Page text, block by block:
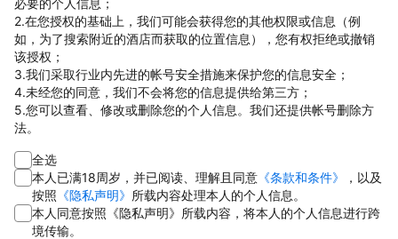
必要的个人信息；
2.在您授权的基础上，我们可能会获得您的其他权限或信息（例
如，为了搜索附近的酒店而获取的位置信息），您有权拒绝或撤销
该授权；
3.我们采取行业内先进的帐号安全措施来保护您的信息安全；
4.未经您的同意，我们不会将您的信息提供给第三方；
5.您可以查看、修改或删除您的个人信息。我们还提供帐号删除方
法。
全选
本人已满18周岁，并已阅读、理解且同意 《条款和条件》
，以及
按照 《隐私声明》 所载内容处理本人的个人信息。
本人同意按照《隐私声明》所载内容，将本人的个人信息进行跨
境传输。